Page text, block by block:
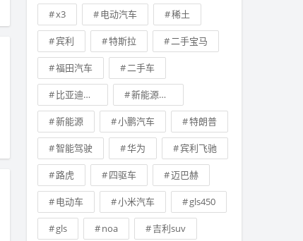
x3 电动汽车 稀土
宾利 特斯拉 二手宝马
福田汽车 二手车
比亚迪新能源汽车 新能源技术
新能源 小鹏汽车 特朗普
智能驾驶 华为 宾利飞驰
路虎 四驱车 迈巴赫
电动车 小米汽车 gls450
gls noa 吉利suv